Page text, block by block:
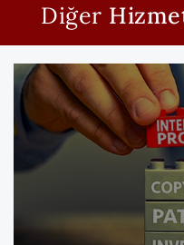
Diğer
Fikri
Nova Hukuk ve
olarak, müvekkillerimize